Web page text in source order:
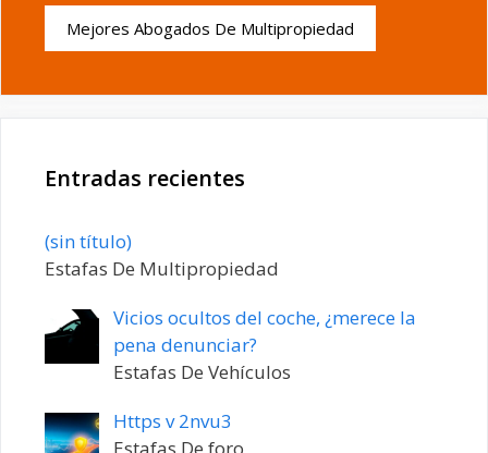
Mejores Abogados De Multipropiedad
Entradas recientes
(sin título)Entrada
20198
Estafas De Multipropiedad
Vicios ocultos del coche, ¿merece la
pena denunciar?
Estafas De Vehículos
Https v 2nvu3